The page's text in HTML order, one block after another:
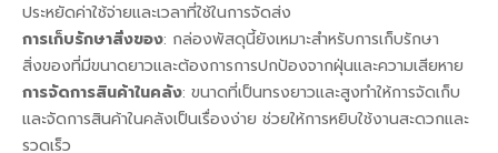
ประหยัดค่าใช้จ่ายและเวลาที่ใช้ในการจัดส่ง
การเก็บรักษาสิ่งของ: กล่องพัสดุนี้ยังเหมาะสำหรับการเก็บรักษา
สิ่งของที่มีขนาดยาวและต้องการการปกป้องจากฝุ่นและความเสียหาย
การจัดการสินค้าในคลัง: ขนาดที่เป็นทรงยาวและสูงทำให้การจัดเก็บ
และจัดการสินค้าในคลังเป็นเรื่องง่าย ช่วยให้การหยิบใช้งานสะดวกและ
รวดเร็ว